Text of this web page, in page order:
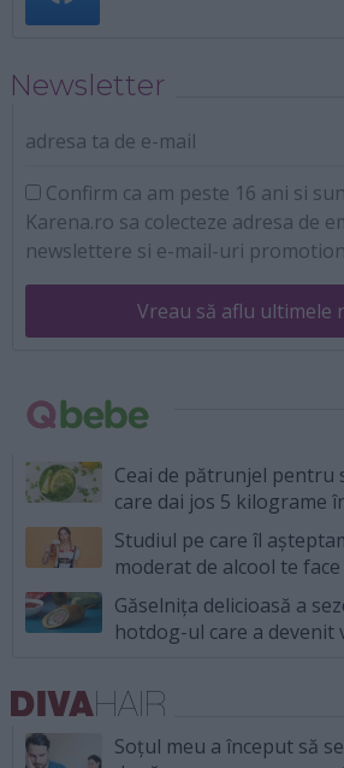
Newsletter
adresa ta de e-mail
Confirm ca am peste 16 ani si
Karena.ro sa colecteze adresa de
newslettere si e-mail-uri
Vreau să aflu ultimele
Ceai de pătrunjel pentru
care dai jos 5 kilograme
Studiul pe care îl
moderat de alcool te
Găselnița delicioasă a
hotdog-ul care a devenit
Soțul meu a început să